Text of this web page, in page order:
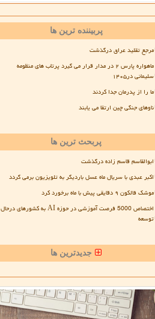
پربیننده ترین ها
مرجع تقلید عراق درگذشت
ماهواره پارس ۲ در مدار قرار می گیرد پرتاب های منظومه
سلیمانی در۱۴۰۵
ما را از پدرمان جدا کردند
ناوهای جنگی چین ارتقا می یابند
پربحث ترین ها
ابوالقاسم قاسم زاده درگذشت
اکبر عبدی با سریال ماه عسل باردیگر به تلویزیون برمی گردد
موشک فالکون ۹ دقایقی پیش با ماه برخورد کرد
اختصاص 5000 فرصت آموزشی در حوزه AI به کشورهای درحال
توسعه
جدیدترین ها